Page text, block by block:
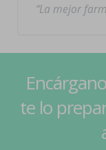
La mejor
te lo